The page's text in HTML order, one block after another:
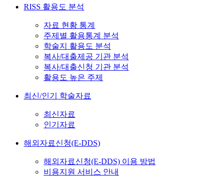
RISS 활용도 분석
자료 현황 통계
주제별 활용통계 분석
학술지 활용도 분석
복사/대출제공 기관 분석
복사/대출신청 기관 분석
활용도 높은 주제
최신/인기 학술자료
최신자료
인기자료
해외자료신청(E-DDS)
해외자료신청(E-DDS) 이용 방법
비용지원 서비스 안내